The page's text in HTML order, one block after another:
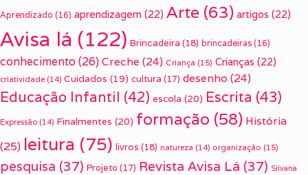
Aprendizado (16) aprendizagem (22) Arte (63) artigos (22)
Avisa lá (122) Brincadeira (18) brincadeiras (16)
conhecimento(26) Creche (24) Criança (15) Crianças (22)
criatividade (14) Cuidados (19) cultura (17) desenho (24)
Educação Infantil (42) escola (20) Escrita (43)
Expressão (14) Finalmentes (20) formação (58) História
(25) leitura (75) livros (18) natureza (14) organização (15)
pesquisa (37) Projeto (17) Revista Avisa Lá (37) Silvana